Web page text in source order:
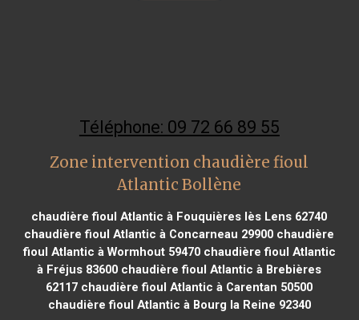
Téléphone: 09 72 66 89 55
Zone intervention chaudière fioul
Atlantic Bollène
chaudière fioul Atlantic à Fouquières lès Lens 62740
chaudière fioul Atlantic à Concarneau 29900 chaudière
fioul Atlantic à Wormhout 59470chaudière fioul Atlantic
à Fréjus 83600 chaudière fioul Atlantic à Brebières
62117 chaudière fioul Atlantic à Carentan 50500
chaudière fioul Atlantic à Bourg la Reine 92340